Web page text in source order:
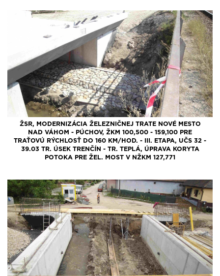
ŽSR, MODERNIZÁCIA ŽELEZNIČNEJ TRATE NOVÉ MESTO
NAD VÁHOM - PÚCHOV, ŽKM 100,500 - 159,100 PRE
TRAŤOVÚ RÝCHLOSŤ DO 160 KM/HOD. - III. ETAPA, UČS 32 -
39.03 TR. ÚSEK TRENČÍN - TR. TEPLÁ, ÚPRAVA KORYTA
POTOKA PRE ŽEL. MOST V NŽKM 127,771